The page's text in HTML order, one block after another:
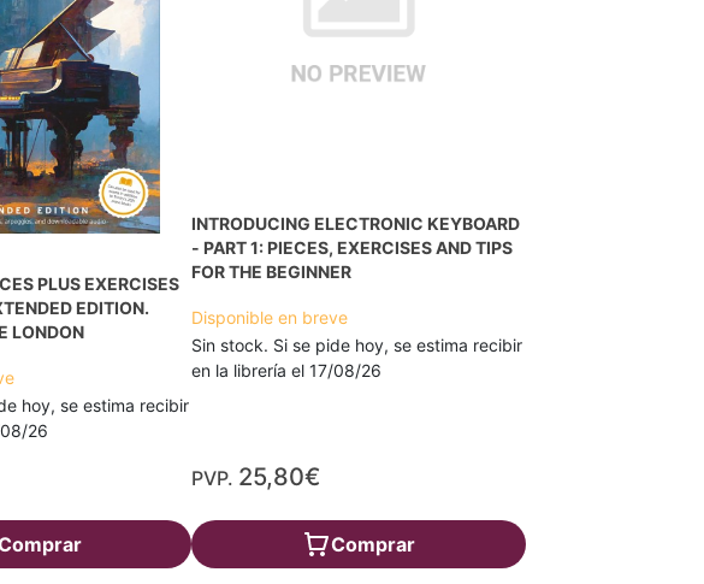
PLUS EXERCISES
EDITION.
LONDON
hoy, se estima recibir
26
INTRODUCING ELECTRONIC KEYBOARD
- PART 1: PIECES, EXERCISES AND TIPS
FOR THE BEGINNER
Disponible en breve
Sin stock. Si se pide hoy, se estima recibir
en la librería el 17/08/26
PVP. 25,80€
Comprar